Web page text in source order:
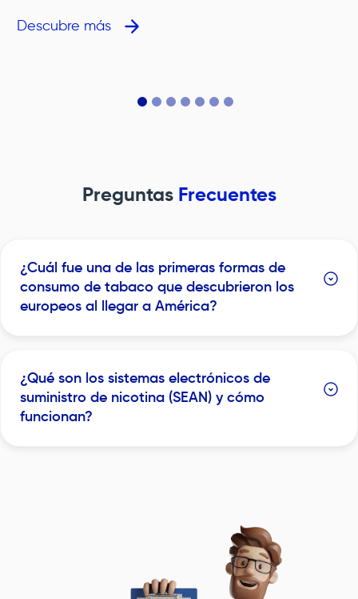
solución líquida para crear un aerosol que los usuarios
inhalan. Su diseño imita productos de tabaco y otros
Descubre más
Preguntas Frecuentes
¿Cuál fue una de las primeras formas de
consumo de tabaco que descubrieron los
europeos al llegar a América?
¿Qué son los sistemas electrónicos de
suministro de nicotina (SEAN) y cómo
funcionan?